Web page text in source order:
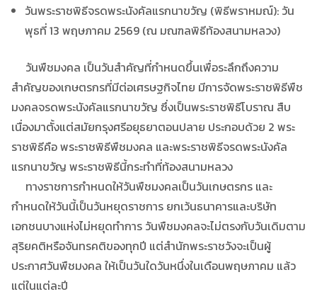
วันพระราชพิธีจรดพระนังคัลแรกนาขวัญ (พิธีพราหมณ์): วัน
พุธที่ 13 พฤษภาคม 2569 (ณ มณฑลพิธีท้องสนามหลวง)
วันพืชมงคล เป็นวันสำคัญที่กำหนดขึ้นเพื่อระลึกถึงความ
สำคัญของเกษตรกรที่มีต่อเศรษฐกิจไทย มีการจัดพระราชพิธีพืช
มงคลจรดพระนังคัลแรกนาขวัญ ซึ่งเป็นพระราชพิธีโบราณ สืบ
เนื่องมาตั้งแต่สมัยกรุงศรีอยุธยาตอนปลาย ประกอบด้วย 2 พระ
ราชพิธีคือ พระราชพิธีพืชมงคล และพระราชพิธีจรดพระนังคัล
แรกนาขวัญ พระราชพิธีนี้กระทำที่ท้องสนามหลวง
ทางราชการกำหนดให้วันพืชมงคลเป็นวันเกษตรกร และ
กำหนดให้วันนี้เป็นวันหยุดราชการ ยกเว้นธนาคารและบริษัท
เอกชนบางแห่งไม่หยุดทำการ วันพืชมงคลจะไม่ตรงกับวันเดิมตาม
สุริยคติหรือจันทรคติของทุกปี แต่สำนักพระราชวังจะเป็นผู้
ประกาศวันพืชมงคล ให้เป็นวันใดวันหนึ่งในเดือนพฤษภาคม แล้ว
แต่ในแต่ละปี